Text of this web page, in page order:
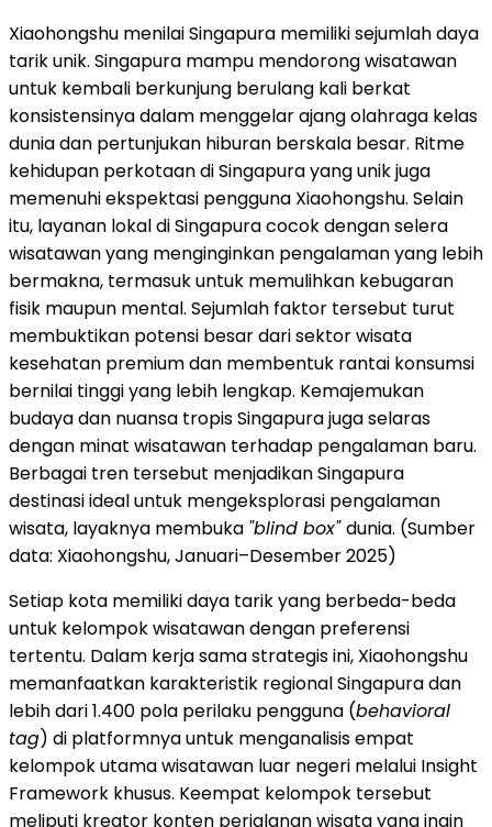
Xiaohongshu menilai Singapura memiliki sejumlah daya
tarik unik. Singapura mampu mendorong wisatawan
untuk kembali berkunjung berulang kali berkat
konsistensinya dalam menggelar ajang olahraga kelas
dunia dan pertunjukan hiburan berskala besar. Ritme
kehidupan perkotaan di Singapura yang unik juga
memenuhi ekspektasi pengguna Xiaohongshu. Selain
itu, layanan lokal di Singapura cocok dengan selera
wisatawan yang menginginkan pengalaman yang lebih
bermakna, termasuk untuk memulihkan kebugaran
fisik maupun mental. Sejumlah faktor tersebut turut
membuktikan potensi besar dari sektor wisata
kesehatan premium dan membentuk rantai konsumsi
bernilai tinggi yang lebih lengkap. Kemajemukan
budaya dan nuansa tropis Singapura juga selaras
dengan minat wisatawan terhadap pengalaman baru.
Berbagai tren tersebut menjadikan Singapura
destinasi ideal untuk mengeksplorasi pengalaman
wisata, layaknya membuka "blind box"dunia. (Sumber
data: Xiaohongshu, Januari–Desember 2025)
Setiap kota memiliki daya tarik yang berbeda-beda
untuk kelompok wisatawan dengan preferensi
tertentu. Dalam kerja sama strategis ini, Xiaohongshu
memanfaatkan karakteristik regional Singapura dan
lebih dari 1.400 pola perilaku pengguna (behavioral
tag) di platformnya untuk menganalisis empat
kelompok utama wisatawan luar negeri melalui Insight
Framework khusus. Keempat kelompok tersebut
meliputi kreator konten perjalanan wisata yang ingin